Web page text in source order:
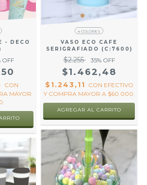
- DECO
OFF
CON
MAYOR
4 COLORES
VASO ECO CAFE
SERIGRAFIADO (C:7600)
$2.255 35% OFF
$1.462,48
$1.243,11 CON EFECTIVO
Y COMPRA MAYOR A $60.000.
AGREGAR AL CARRITO